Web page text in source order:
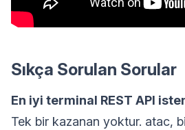
Sıkça Sorulan Sorular
En iyi terminal REST API
Tek bir kazanan yoktur. atac,